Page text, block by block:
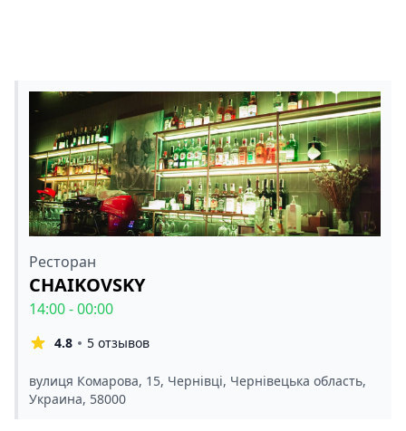
Ресторан
CHAIKOVSKY
14:00 - 00:00
4.8 5 отзывов
вулиця Комарова, 15, Чернівці, Чернівецька область,
Украина, 58000